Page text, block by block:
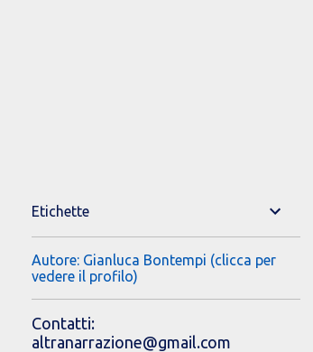
Etichette
Autore: Gianluca Bontempi (clicca per
vedere il profilo)
Contatti:
altranarrazione@gmail.com